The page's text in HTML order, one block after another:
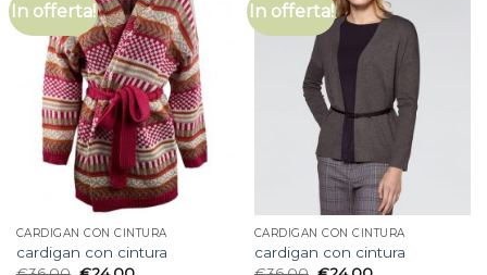
In offerta!
CARDIGAN CON CINTURA
cardigan con cintura
In offerta!
CARDIGAN CON CINTURA
cardigan con cintura